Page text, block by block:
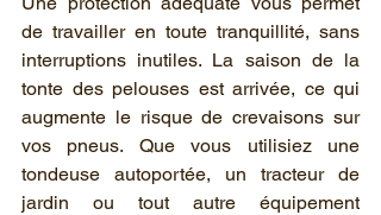
de travailler en toute tranquillité, sans
interruptions inutiles. La saison de la
tonte des pelouses est arrivée, ce qui
augmente le risque de crevaisons sur
vos pneus. Que vous utilisiez une
tondeuse autoportée, un tracteur de
jardin ou tout autre équipement